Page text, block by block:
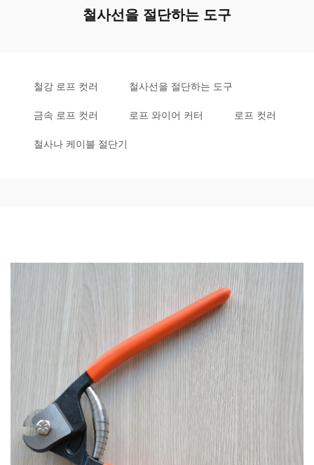
철사선을 절단하는 도구
철강 로프 컷러 철사선을 절단하는 도구
금속 로프 컷러 로프 와이어 커터 로프 컷러
철사나 케이블 절단기